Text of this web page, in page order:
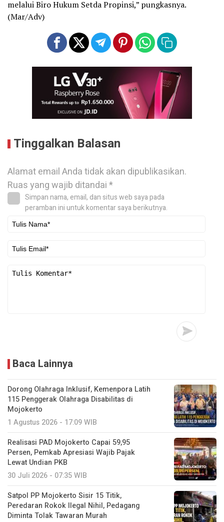
melalui Biro Hukum Setda Propinsi,” pungkasnya.
(Mar/Adv)
Tinggalkan Balasan
Alamat email Anda tidak akan dipublikasikan.
Ruas yang wajib ditandai*
Simpan nama, email, dan situs web saya pada
peramban ini untuk komentar saya berikutnya.
Baca Lainnya
Dorong Olahraga Inklusif, Kemenpora Latih
115 Penggerak Olahraga Disabilitas di
Mojokerto
1 Agustus 2026 - 17:09 WIB
Realisasi PAD Mojokerto Capai 59,95
Persen, Pemkab Apresiasi Wajib Pajak
Lewat Undian PKB
30 Juli 2026 - 07:35 WIB
Satpol PP Mojokerto Sisir 15 Titik,
Peredaran Rokok Ilegal Nihil, Pedagang
Diminta Tolak Tawaran Murah